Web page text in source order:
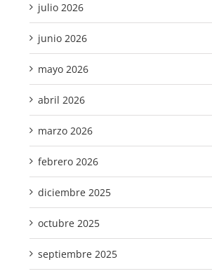
julio 2026
junio 2026
mayo 2026
abril 2026
marzo 2026
febrero 2026
diciembre 2025
octubre 2025
septiembre 2025